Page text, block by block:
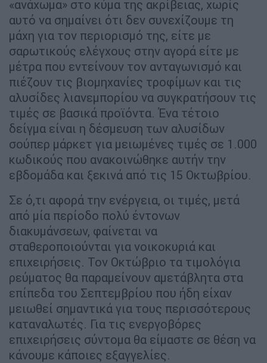
«ανάχωμα» στο κύμα της ακρίβειας, χωρίς
αυτό να σημαίνει ότι δεν συνεχίζουμε τη
μάχη για τον περιορισμό της, είτε με
σαρωτικούς ελέγχους στην αγορά είτε με
μέτρα που εντείνουν τον ανταγωνισμό και
πιέζουν τις βιομηχανίες τροφίμων και τις
αλυσίδες λιανεμπορίου να συγκρατήσουν τις
τιμές σε βασικά προϊόντα. Ένα τέτοιο
δείγμα είναι η δέσμευση των αλυσίδων
σούπερ μάρκετ για μειωμένες τιμές σε 1.000
κωδικούς που ανακοινώθηκε αυτήν την
εβδομάδα και ξεκινά από τις 15 Οκτωβρίου.
Σε ό,τι αφορά την ενέργεια, οι τιμές, μετά
από μία περίοδο πολύ έντονων
διακυμάνσεων, φαίνεται να
σταθεροποιούνται για νοικοκυριά και
επιχειρήσεις. Τον Οκτώβριο τα τιμολόγια
ρεύματος θα παραμείνουν αμετάβλητα στα
επίπεδα του Σεπτεμβρίου που ήδη είχαν
μειωθεί σημαντικά για τους περισσότερους
καταναλωτές. Για τις ενεργοβόρες
επιχειρήσεις σύντομα θα είμαστε σε θέση να
κάνουμε κάποιες εξαγγελίες.